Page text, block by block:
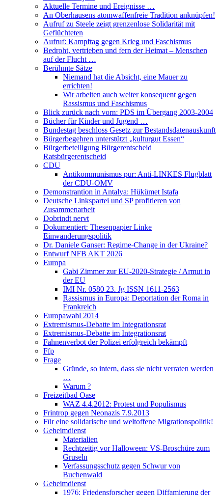
Aktuelle Termine und Ereignisse …
An Oberhausens atomwaffenfreie Tradition anknüpfen!
Aufruf zu Steele zeigt grenzenlose Solidarität mit
Geflüchteten
Aufruf: Kampftag gegen Krieg und Faschismus
Bedroht, vertrieben und fern der Heimat – Menschen
auf der Flucht …
Berühmte Sätze
Niemand hat die Absicht, eine Mauer zu
errichten!
Wir arbeiten auch weiter konsequent gegen
Rassismus und Faschismus
Blick zurück nach vorn: PDS im Übergang 2003-2004
Bücher für Kinder und Jugend …
Bundestag beschloss Gesetz zur Bestandsdatenauskunft
Bürgerbegehren unterstützt „kulturgut Essen“
Bürgerbeteiligung Bürgerentscheid
Ratsbürgerentscheid
CDU
Antikommunismus pur: Anti-LINKES Flugblatt
der CDU-OMV
Demonstrantion in Antalya: Hükümet Istafa
Deutsche Linkspartei und SP profitieren von
Zusammenarbeit
Dobrindt nervt
Dokumentiert: Thesenpapier Linke
Einwanderungspolitik
Dr. Daniele Ganser: Regime-Change in der Ukraine?
Entwurf NFB AKT 2026
Europa
Gabi Zimmer zur EU-2020-Strategie / Armut in
der EU
IMI Nr. 0580 23. Jg ISSN 1611-2563
Rassismus in Europa: Deportation der Roma in
Frankreich
Europawahl 2014
Extremismus-Debatte im Integrationsrat
Extremismus-Debatte im Integrationsrat
Fahnenverbot der Polizei erfolgreich bekämpft
Ffp
Frage
Gründe, so intern, dass sie nicht verraten werden
…
Warum ?
Freizeitbad Oase
WAZ 4.4.2012: Protest und Populismus
Frintrop gegen Neonazis 7.9.2013
Für eine solidarische und weltoffene Migrationspolitik!
Geheimdienst
Materialien
Rechtzeitig vor Halloween: VS-Broschüre zum
Gruseln
Verfassungsschutz gegen Schwur von
Buchenwald
Geheimdienst
1976: Friedensforscher gegen Diffamierung der